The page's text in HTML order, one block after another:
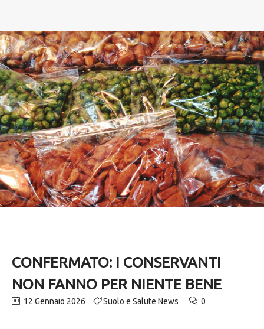
CONFERMATO: I CONSERVANTI
NON FANNO PER NIENTE BENE
12 Gennaio 2026 Suolo e Salute News 0